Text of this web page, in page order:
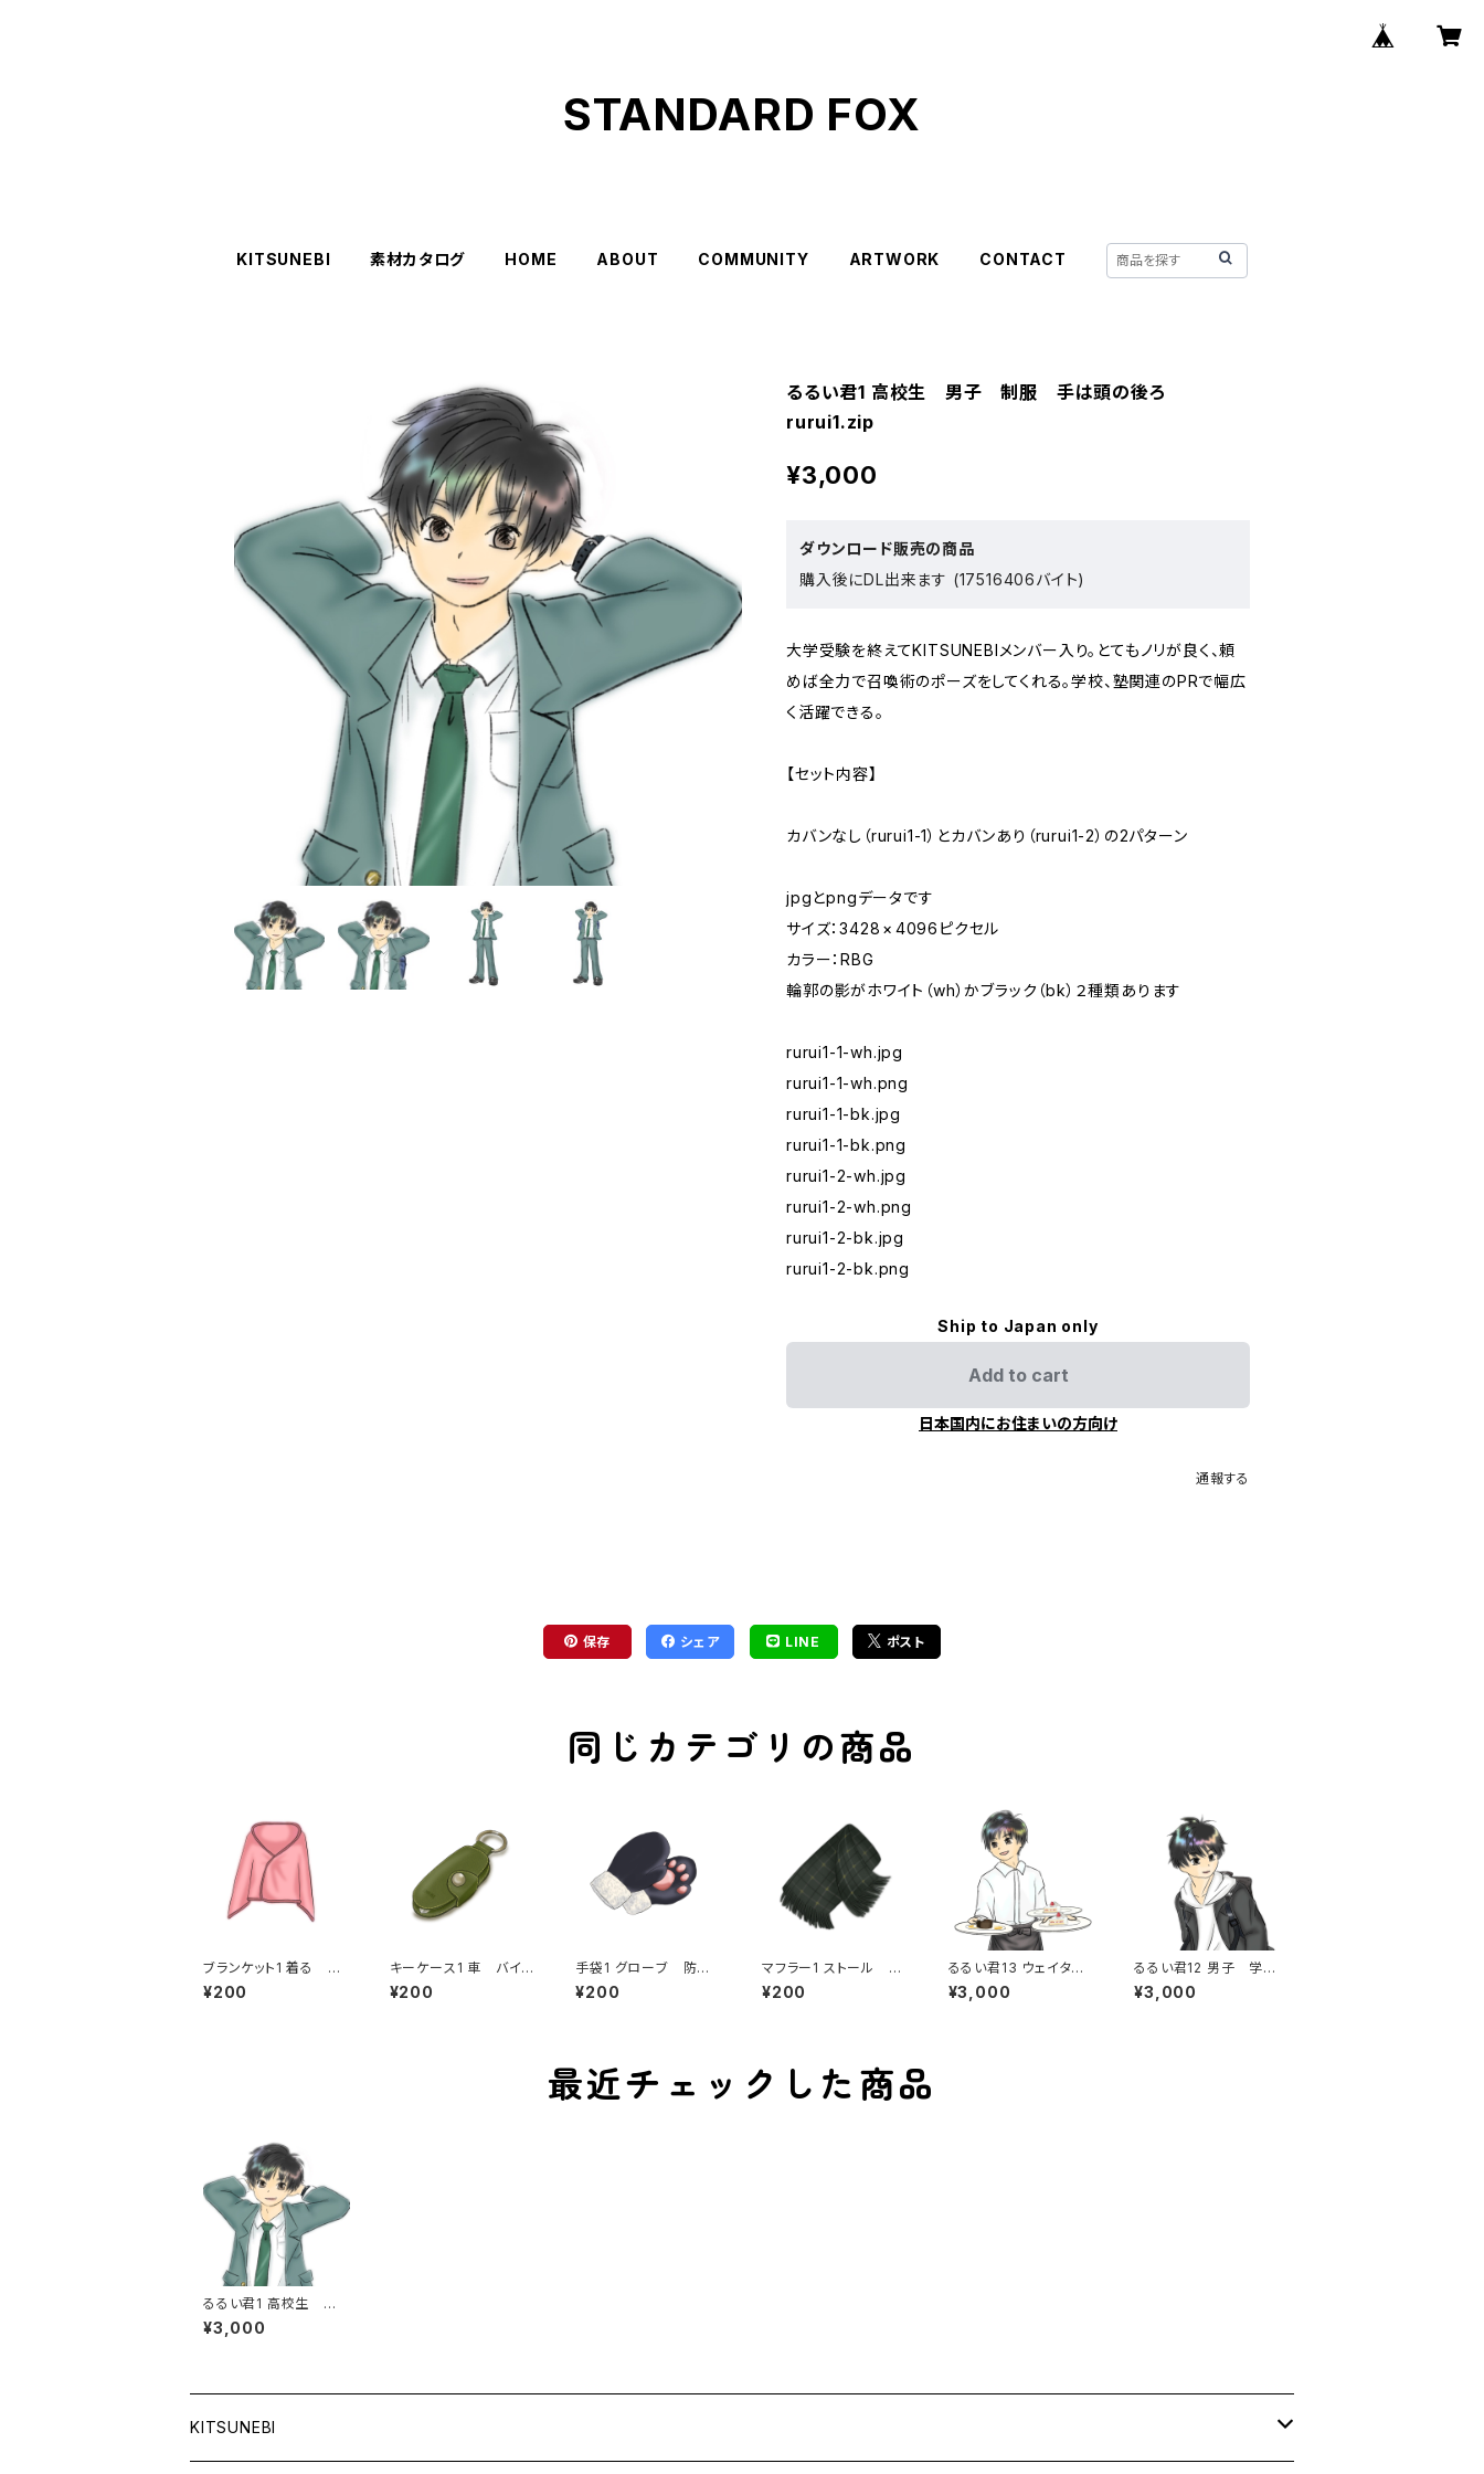
STANDARD FOX
KITSUNEBI 素材カタログ HOME ABOUT COMMUNITY ARTWORK CONTACT
るるい君1 高校生 男子 制服 手は頭の後ろ
rurui1.zip
¥3,000
ダウンロード販売の商品
購入後にDL出来ます (17516406バイト)
大学受験を終えてKITSUNEBIメンバー入り。とてもノリが良く、頼
めば全力で召喚術のポーズをしてくれる。学校、塾関連のPRで幅広
く活躍できる。
【セット内容】
カバンなし（rurui1-1）とカバンあり（rurui1-2）の2パターン
jpgとpngデータです
サイズ：3428 × 4096ピクセル
カラー：RBG
輪郭の影がホワイト（wh）かブラック（bk）２種類あります
rurui1-1-wh.jpg
rurui1-1-wh.png
rurui1-1-bk.jpg
rurui1-1-bk.png
rurui1-2-wh.jpg
rurui1-2-wh.png
rurui1-2-bk.jpg
rurui1-2-bk.png
Ship to Japan only
Add to cart
日本国内にお住まいの方向け
通報する
保存 シェア LINE ポスト
同じカテゴリの商品
ブランケット1 着る 温
かい 冬 防寒具
¥200
キーケース1 車 バイ
ク 鍵 牛革 ギフ
ト プレゼント
¥200
手袋1 グローブ 防
寒 冬 寒い 肉球
¥200
マフラー1 ストール 襟
巻き 防寒 冬 寒い
ギフト チェック柄
¥200
るるい君13 ウェイタ
ー レストラン カフ
ェ ホテル ホールス
¥3,000
るるい君12 男子 学
生 リフティング サッ
カー サッカーボール
¥3,000
最近チェックした商品
るるい君1 高校生 男
子 制服 手は頭の後
ろ
¥3,000
KITSUNEBI